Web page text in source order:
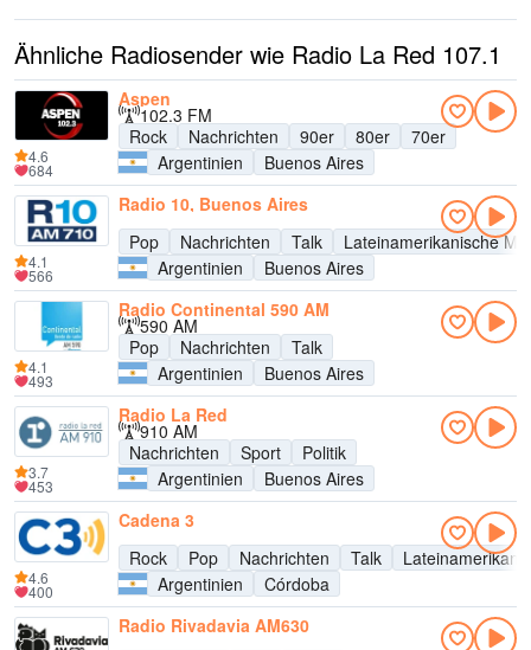
Ähnliche Radiosender wie Radio La Red 107.1
Aspen
102.3 FM
Rock
Nachrichten 90er 80er
70er
Argentinien
Buenos Aires
4.6
684
Radio 10, Buenos Aires
Pop
Nachrichten Talk
Lateinamerikanische
Argentinien
Buenos Aires
4.1
566
Radio Continental 590 AM
590 AM
Pop
Nachrichten
Talk
Argentinien
Buenos Aires
4.1
493
Radio La Red
910 AM
Nachrichten
Sport
Politik
Argentinien
Buenos Aires
3.7
453
Cadena 3
Rock
Pop Nachrichten Talk
Argentinien
Córdoba
4.6
400
Radio Rivadavia AM630